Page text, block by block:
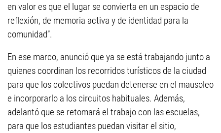
en valor es que el lugar se convierta en un espacio de
reflexión, de memoria activa y de identidad para la
comunidad”.
En ese marco, anunció que ya se está trabajando junto a
quienes coordinan los recorridos turísticos de la ciudad
para que los colectivos puedan detenerse en el mausoleo
e incorporarlo a los circuitos habituales. Además,
adelantó que se retomará el trabajo con las escuelas,
para que los estudiantes puedan visitar el sitio,